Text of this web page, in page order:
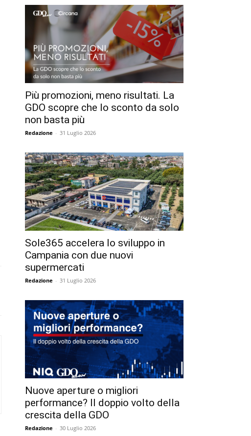
Più promozioni, meno risultati. La
GDO scopre che lo sconto da solo
non basta più
Redazione - 31 Luglio 2026
Sole365 accelera lo sviluppo in
Campania con due nuovi
supermercati
Redazione - 31 Luglio 2026
Nuove aperture o migliori
performance? Il doppio volto della
crescita della GDO
Redazione - 30 Luglio 2026